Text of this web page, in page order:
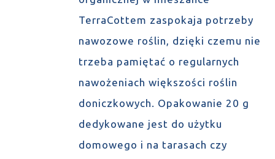
TerraCottem zaspokaja potrzeby
nawozowe roślin, dzięki czemu nie
trzeba pamiętać o regularnych
nawożeniach większości roślin
doniczkowych. Opakowanie 20 g
dedykowane jest do użytku
domowego i na tarasach czy